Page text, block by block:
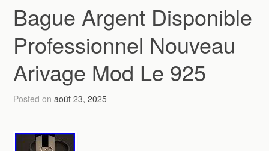
Bague Argent Disponible
Professionnel Nouveau
Arivage Mod Le 925
Posted onaoût 23, 2025